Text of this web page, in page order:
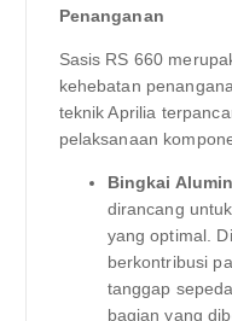
Penanganan
Sasis RS 660
kehebatan
teknik Aprilia
pelaksanaan
Bingkai
dirancang
yang optimal.
berkontribusi
tanggap
bagian yang